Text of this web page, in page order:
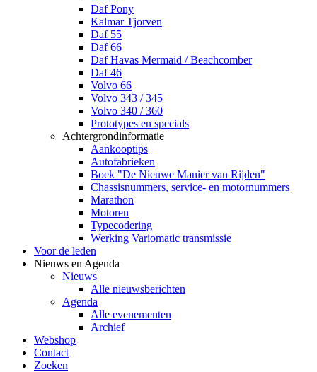
Daf Pony
Kalmar Tjorven
Daf 55
Daf 66
Daf Havas Mermaid / Beachcomber
Daf 46
Volvo 66
Volvo 343 / 345
Volvo 340 / 360
Prototypes en specials
Achtergrondinformatie
Aankooptips
Autofabrieken
Boek "De Nieuwe Manier van Rijden"
Chassisnummers, service- en motornummers
Marathon
Motoren
Typecodering
Werking Variomatic transmissie
Voor de leden
Nieuws en Agenda
Nieuws
Alle nieuwsberichten
Agenda
Alle evenementen
Archief
Webshop
Contact
Zoeken